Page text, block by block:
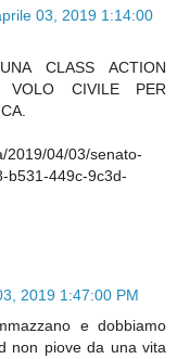
03, 2019 1:14:00
CLASS ACTION
VOLO CIVILE PER
2019/04/03/senato-
b531-449c-9c3d-
2019 1:47:00 PM
e dobbiamo
non piove da una vita